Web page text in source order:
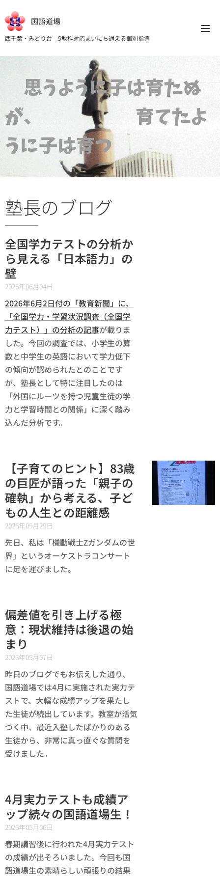
国語道場
西千葉・みどり台 5教科対応まいにち通える個別指導
思うように子は育たぬ
が、 育てたよ
うに子は育つ
塾長のブログ
全国学力テストの分析か
ら見える「日本語力」の
壁
2026年06月04日
2026年6月2日付の「教育新聞」に、
「全国学力・学習状況調査（全国学
力テスト）」の分析の記事が載りま
した。今回の調査では、小学生の算
数と中学生の英語において学力低下
の傾向が認められたとのことです
が、塾長として特に注目したのは
「外国にルーツを持つ児童生徒の学
力と学習時間との関係」に深く踏み
込んだ分析です。
【子育てのヒント】83歳
の巨匠が語った「親子の
確執」から考える、子ど
もの人生との距離感
2026年05月29日
先日、私は「機動戦士Ζガンダムの世
界」というオーケストラコンサート
に足を運びました。
偏差値を引き上げる極
意：現状維持は後退の始
まり
2026年05月07日
昨日のブログでもお伝えした通り、
国語道場では4月に実施された実力テ
ストで、大幅な成績アップを果たし
た生徒が続出しています。教室が活気
づく中、最近入塾したばかりのある
生徒から、非常に真っ直ぐな質問を
受けました。
4月実力テストも成績ア
ップ続々の国語道場生！
2026年05月06日
春期講習後に行われた4月実力テスト
の成績が出そろいました。今回も国
語道場生の素晴らしい頑張りの結果